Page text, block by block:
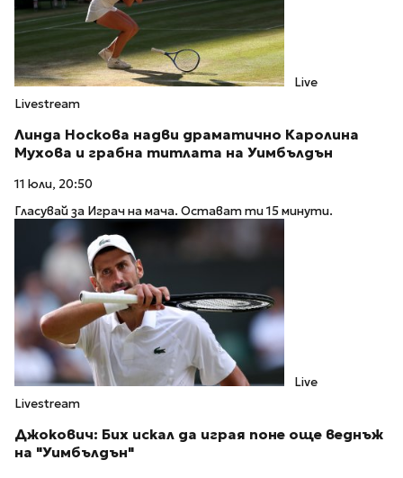
Live
Livestream
Линда Носкова надви драматично Каролина
Мухова и грабна титлата на Уимбълдън
11 юли, 20:50
Гласувай за Играч на мача. Остават ти 15 минути.
Live
Livestream
Джокович: Бих искал да играя поне още веднъж
на "Уимбълдън"